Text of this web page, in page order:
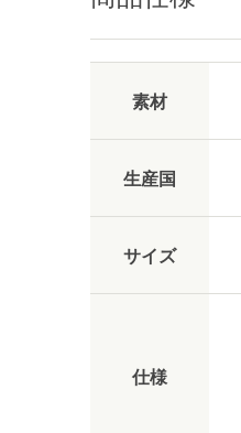
素材
生産国
サイズ
仕様